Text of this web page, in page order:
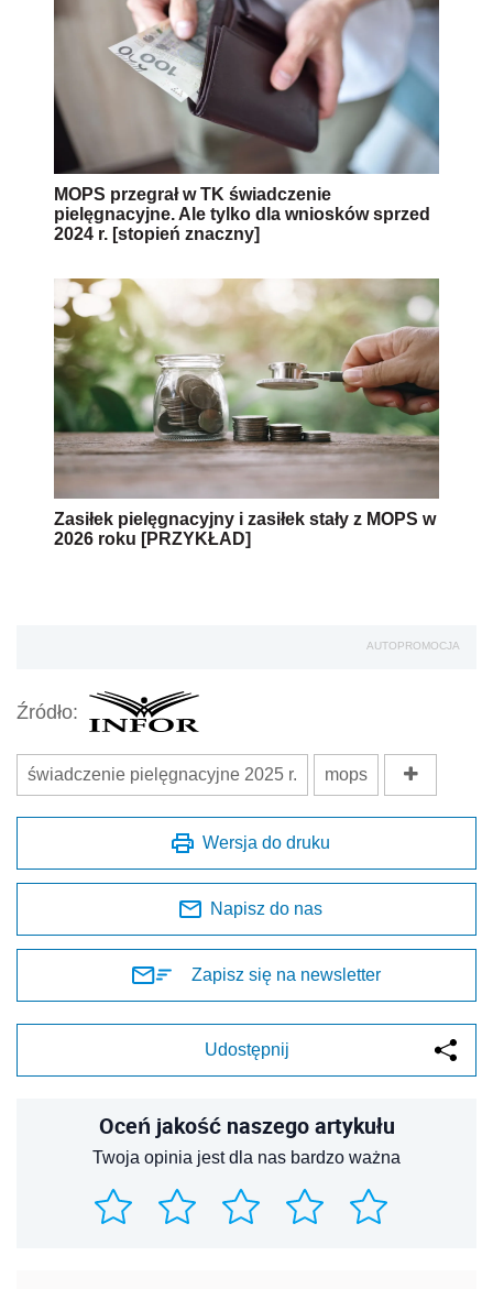
MOPS przegrał w TK świadczenie
pielęgnacyjne. Ale tylko dla wniosków sprzed
2024 r. [stopień znaczny]
Zasiłek pielęgnacyjny i zasiłek stały z MOPS w
2026 roku [PRZYKŁAD]
AUTOPROMOCJA
Źródło:
świadczenie pielęgnacyjne 2025 r. mops
Wersja do druku
Napisz do nas
Zapisz się na newsletter
Udostępnij
Oceń jakość naszego artykułu
Twoja opinia jest dla nas bardzo ważna